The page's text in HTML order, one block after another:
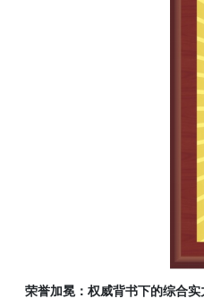
荣誉加冕：权威背书下的综合实